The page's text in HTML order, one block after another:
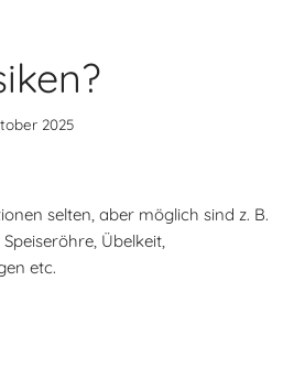
2025
selten, aber möglich sind z. B.
Übelkeit,
etc.